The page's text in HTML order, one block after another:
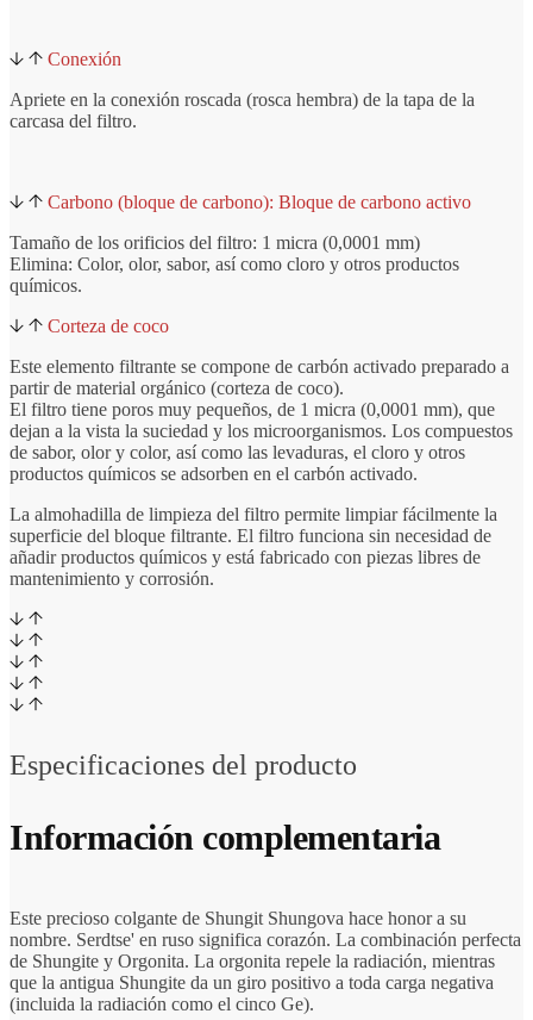
Conexión
Apriete en la conexión roscada (rosca hembra) de la tapa de la
carcasa del filtro.
Carbono (bloque de carbono): Bloque de carbono activo
Tamaño de los orificios del filtro: 1 micra (0,0001 mm)
Elimina: Color, olor, sabor, así como cloro y otros productos
químicos.
Corteza de coco
Este elemento filtrante se compone de carbón activado preparado a
partir de material orgánico (corteza de coco).
El filtro tiene poros muy pequeños, de 1 micra (0,0001 mm), que
dejan a la vista la suciedad y los microorganismos. Los compuestos
de sabor, olor y color, así como las levaduras, el cloro y otros
productos químicos se adsorben en el carbón activado.
La almohadilla de limpieza del filtro permite limpiar fácilmente la
superficie del bloque filtrante. El filtro funciona sin necesidad de
añadir productos químicos y está fabricado con piezas libres de
mantenimiento y corrosión.
Especificaciones del producto
Información complementaria
Este precioso colgante de Shungit Shungova hace honor a su
nombre. Serdtse' en ruso significa corazón. La combinación perfecta
de Shungite y Orgonita. La orgonita repele la radiación, mientras
que la antigua Shungite da un giro positivo a toda carga negativa
(incluida la radiación como el cinco Ge).